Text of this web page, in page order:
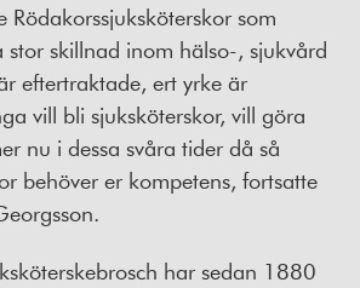
Rödakorssjuksköterskor som
skillnad inom hälso-, sjukvård
eftertraktade, ert yrke är
vill bli sjuksköterskor, vill göra
nu i dessa svåra tider då så
behöver er kompetens, fortsatte
har sedan 1880